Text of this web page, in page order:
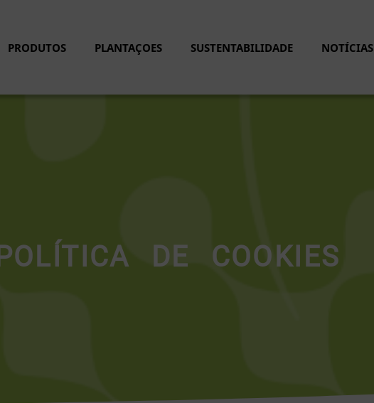
PRODUTOS PLANTAÇOES SUSTENTABILIDADE NOTÍCIAS
POLÍTICA DE COOKIES